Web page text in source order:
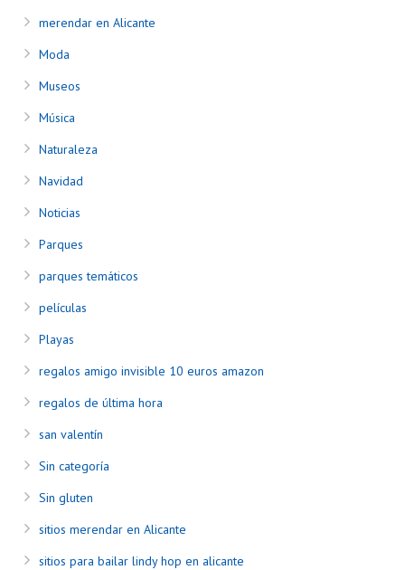
merendar en Alicante
Moda
Museos
Música
Naturaleza
Navidad
Noticias
Parques
parques temáticos
películas
Playas
regalos amigo invisible 10 euros amazon
regalos de última hora
san valentín
Sin categoría
Sin gluten
sitios merendar en Alicante
sitios para bailar lindy hop en alicante